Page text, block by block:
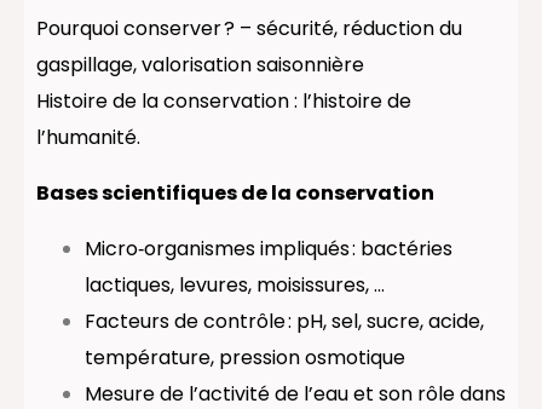
Pourquoi conserver ? – sécurité, réduction du
gaspillage, valorisation saisonnière
Histoire de la conservation : l’histoire de
l’humanité.
Bases scientifiques de la conservation
Micro‑organismes impliqués : bactéries
lactiques, levures, moisissures, …
Facteurs de contrôle : pH, sel, sucre, acide,
température, pression osmotique
Mesure de l’activité de l’eau et son rôle dans